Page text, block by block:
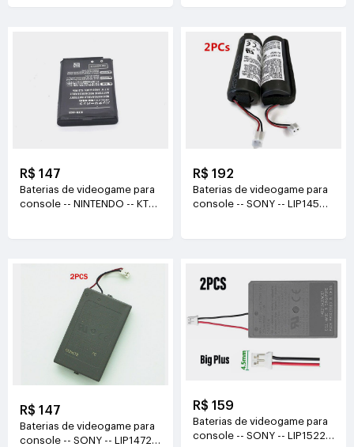
R$ 147
Baterias de videogame para
console -- NINTENDO -- KTR-
R$ 192
Baterias de videogame para
console -- SONY -- LIP1450
R$ 147
Baterias de videogame para
console -- SONY -- LIP1472
R$ 159
Baterias de videogame para
console -- SONY -- LIP1522